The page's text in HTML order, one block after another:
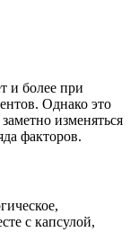
и более при
Однако это
изменяться
факторов.
с капсулой,